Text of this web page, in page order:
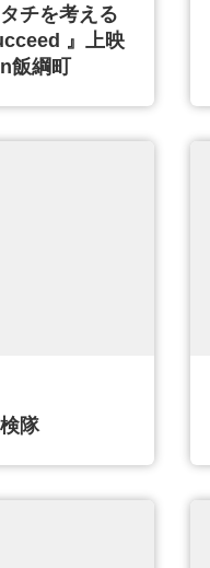
チを考える
』上映
飯綱町
隊